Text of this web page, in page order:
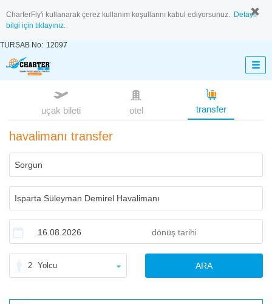
CharterFly'i kullanarak çerez kullanım koşullarını kabul ediyorsunuz. Detaylı
bilgi için tıklayınız.
TURSAB No: 12097
uçak bileti otel transfer
havalimanı transfer
2 Yolcu ARA